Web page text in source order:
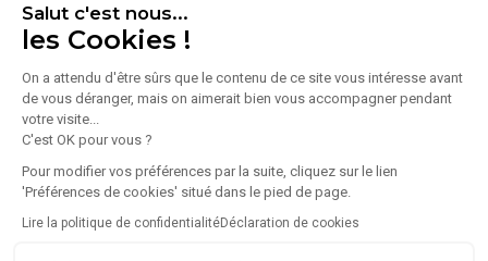
Salut c'est nous...
les Cookies !
On a attendu d'être sûrs que le contenu de ce site vous intéresse avant
de vous déranger, mais on aimerait bien vous accompagner pendant
votre visite...
C'est OK pour vous ?
Pour modifier vos préférences par la suite, cliquez sur le lien
'Préférences de cookies' situé dans le pied de page.
Lire la politique de confidentialitéDéclaration de cookies
Sport
2 Salles de sport /
En savoir plus sur le quartier